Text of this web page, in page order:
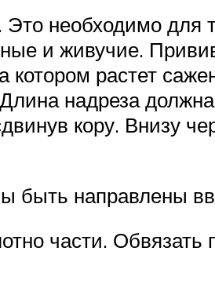
необходимо для
и живучие.
котором растет
надреза
кору. Внизу
быть направлены
части. Обвязать